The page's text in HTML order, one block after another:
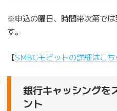
※申込の曜日、時間帯次第で
す。
【SMBCモビットの詳細はこち
銀行キャッシングを
ント